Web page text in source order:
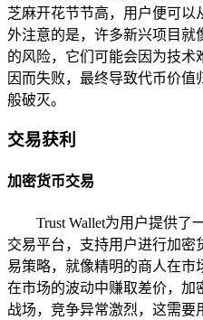
芝麻开花节节高，用户便可
外注意的是，许多新兴项目就
的风险，它们可能会因为技术
因而失败，最终导致代币价
般破灭。
交易获利
加密货币交易
Trust Wallet为用户提供了
交易平台，支持用户进行加密
易策略，就像精明的商人在市
在市场的波动中赚取差价，加
战场，竞争异常激烈，这需要